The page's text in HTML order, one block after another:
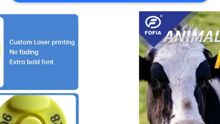
LIÊN
HỆ
CHÚNG
TÔI
TIN
TỨC